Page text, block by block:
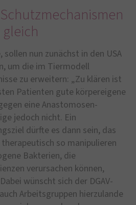
nun zunächst in den USA
um die im Tiermodell
zu erweitern: „Zu klären ist
Patienten gute körpereigene
eine Anastomosen-
jedoch nicht. Ein
dürfte es dann sein, das
so manipulieren
Bakterien, die
verursachen können,
wünscht sich der DGAV-
Arbeitsgruppen hierzulande